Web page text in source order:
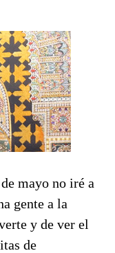
mayo no iré a
gente a la
y de ver el
de